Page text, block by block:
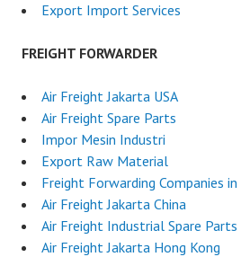
Export Import Services
FREIGHT FORWARDER
Air Freight Jakarta USA
Air Freight Spare Parts
Impor Mesin Industri
Export Raw Material
Freight Forwarding Companies
Air Freight Jakarta China
Air Freight Industrial Spare Parts
Air Freight Jakarta Hong Kong